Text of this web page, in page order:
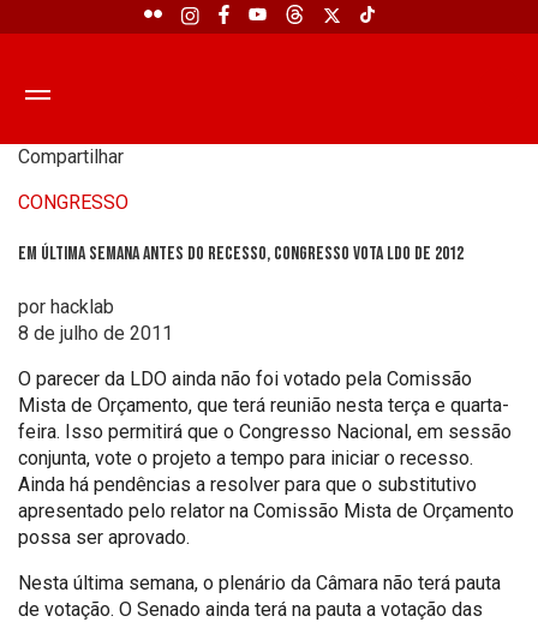
Compartilhar
CONGRESSO
Em última semana antes do recesso, Congresso vota LDO de 2012
por hacklab
8 de julho de 2011
O parecer da LDO ainda não foi votado pela Comissão
Mista de Orçamento, que terá reunião nesta terça e quarta-
feira. Isso permitirá que o Congresso Nacional, em sessão
conjunta, vote o projeto a tempo para iniciar o recesso.
Ainda há pendências a resolver para que o substitutivo
apresentado pelo relator na Comissão Mista de Orçamento
possa ser aprovado.
Nesta última semana, o plenário da Câmara não terá pauta
de votação. O Senado ainda terá na pauta a votação das